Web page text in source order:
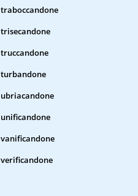
traboccandone
trisecandone
truccandone
turbandone
ubriacandone
unificandone
vanificandone
verificandone